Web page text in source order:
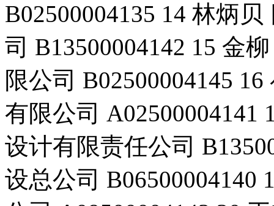
B02500004135 14 林炳
司 B13500004142 15 金
限公司 B02500004145
有限公司 A02500004141
设计有限责任公司
设总公司 B06500004140